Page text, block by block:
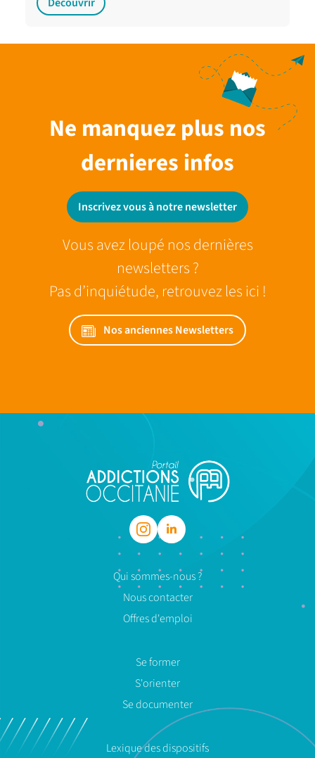
Ne manquez plus nos
dernieres infos
Inscrivez vous à notre newsletter
Vous avez loupé nos dernières
newsletters ?
Pas d’inquiétude, retrouvez les ici !
Nos anciennes Newsletters
Qui sommes-nous ?
Nous contacter
Offres d'emploi
Se former
S'orienter
Se documenter
Lexique des dispositifs